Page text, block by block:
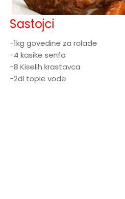
Sastojci
-1kg govedine za rolade
-4 kasike senfa
-8 Kiselih krastavca
-2dl tople vode